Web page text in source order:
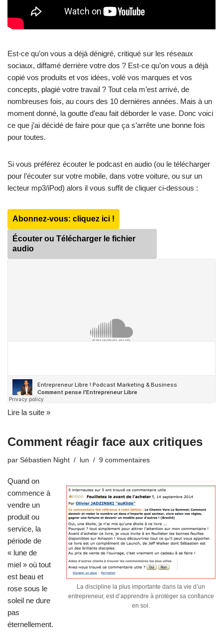
Est-ce qu’on vous a déjà dénigré, critiqué sur les réseaux
sociaux, diffamé derrière votre dos ? Est-ce qu’on vous a déjà
copié vos produits et vos idées, volé vos marques et vos
concepts, plagié votre travail ? Tout cela m’est arrivé, de
nombreuses fois, au cours des 10 dernières années. Mais à un
moment donné, la goutte d’eau fait déborder le vase. Donc voici
ce que j’ai décidé de faire pour que ça s’arrête une bonne fois
pour toutes.
Si vous préférez écouter le podcast en audio (ou le télécharger
pour l’écouter sur votre mobile, dans votre voiture, ou sur un
lecteur mp3/iPod) alors il vous suffit de cliquer ci-dessous :
Abonnez-vous: cliquez ici !
Écouter ou Télécharger le fichier
audio
Lire la suite »
Comment réagir face aux critiques
par Sébastien Night lun 9 commentaires
La discipline la plus importante dans la vie d’un
entrepreneur, est d’apprendre à protéger sa confiance
en soi.
Quand on
commence à
vendre un
produit ou
service, la
période de
« lune de
miel » où tout
est beau et
rose sous le
soleil ne dure
pas
éternellement.